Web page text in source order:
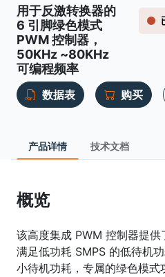
用于反激转换器的
6 引脚绿色模式
PWM 控制器，
50KHz ~80KHz
可编程频率
数据表 购买
产品详情 技术文档
概览
该高度集成 PWM 控制器提
满足低功耗 SMPS 的低待机
小待机功耗，专属的绿色模式